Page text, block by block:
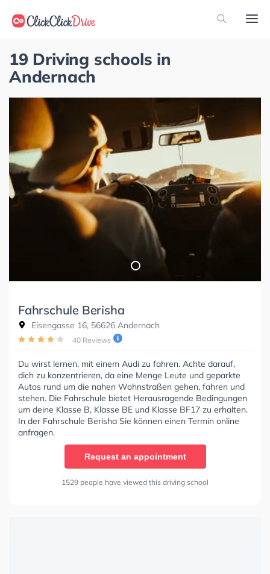
19 Driving schools in
Andernach
Fahrschule Berisha
Eisengasse 16, 56626 Andernach
40 Reviews
Du wirst lernen, mit einem Audi zu fahren. Achte darauf,
dich zu konzentrieren, da eine Menge Leute und geparkte
Autos rund um die nahen Wohnstraßen gehen, fahren und
stehen. Die Fahrschule bietet Herausragende Bedingungen
um deine Klasse B, Klasse BE und Klasse BF17 zu erhalten.
In der Fahrschule Berisha Sie können einen Termin online
anfragen.
Request an appointment
1529 people have viewed this driving school